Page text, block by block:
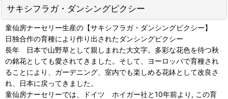
サキシフラガ・ダンシングピクシー
童仙房ナーセリー生産の【サキシフラガ・ダンシングピクシー】
日独合作の育種により作り出されたダンシングピクシー
長年 日本で山野草として親しまれた大文字。多彩な花色を待つ秋
の銘花としても愛されてきました。そして、ヨーロッパで育種され
ることにより、ガーデニング、室内でも楽しめる花鉢として改良さ
れ、日本に戻ってきました。
童仙房ナーセリーでは、ドイツ ホイガー社と10年前より, この育